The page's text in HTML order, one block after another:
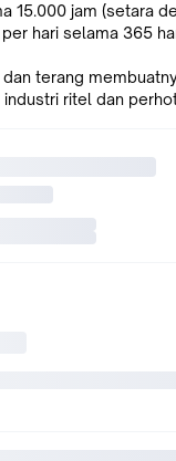
15.000 jam (setara
hari selama 365
terang
industri ritel dan
Kecil
W E27 6500K Putih
15.000 jam